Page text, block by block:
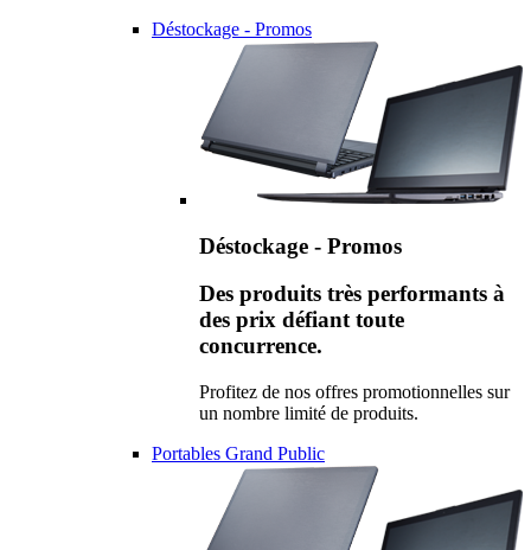
Déstockage - Promos
Déstockage - Promos
Des produits très performants à
des prix défiant toute
concurrence.
Profitez de nos offres promotionnelles sur
un nombre limité de produits.
Portables Grand Public